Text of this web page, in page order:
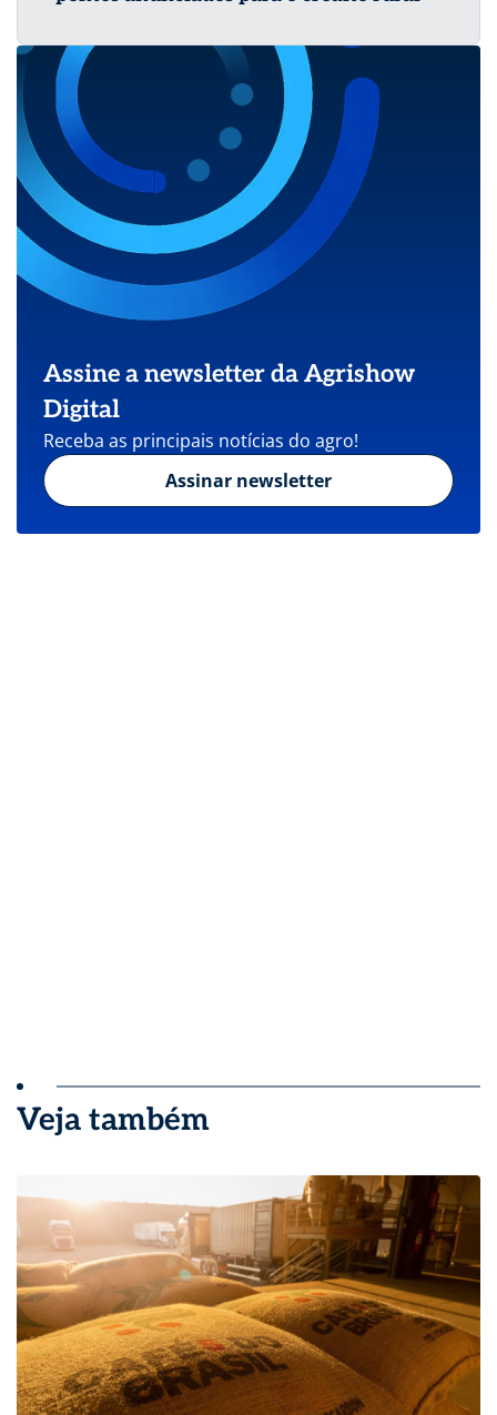
Assine a newsletter da Agrishow
Digital
Receba as principais notícias do agro!
Assinar newsletter
Veja também